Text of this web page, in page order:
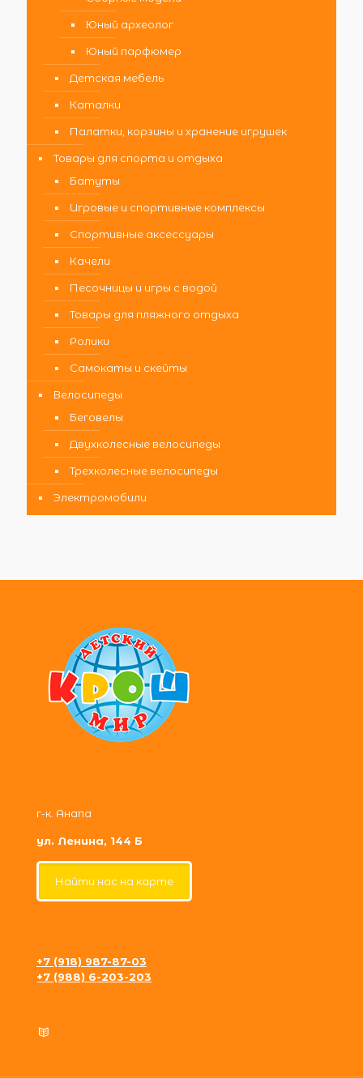
Юный археолог
Юный парфюмер
Детская мебель
Каталки
Палатки, корзины и хранение игрушек
Товары для спорта и отдыха
Батуты
Игровые и спортивные комплексы
Спортивные аксессуары
Качели
Песочницы и игры с водой
Товары для пляжного отдыха
Ролики
Самокаты и скейты
Велосипеды
Беговелы
Двухколесные велосипеды
Трехколесные велосипеды
Электромобили
г-к. Анапа
ул. Ленина, 144 Б
Найти нас на карте
+7 (918) 987-87-03
+7 (988) 6-203-203